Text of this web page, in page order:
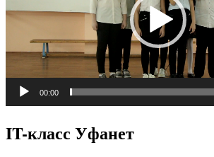
00:00
IT-класс Уфанет